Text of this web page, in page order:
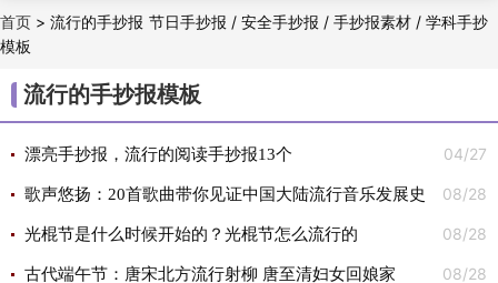
节日手抄报 /安全手抄报 /手抄报素材 /学科手抄
首页 > 流行的手抄报
模板
流行的手抄报模板
04/27
漂亮手抄报，流行的阅读手抄报13个
08/28
歌声悠扬：20首歌曲带你见证中国大陆流行音乐发展史
08/28
光棍节是什么时候开始的？光棍节怎么流行的
08/28
古代端午节：唐宋北方流行射柳 唐至清妇女回娘家